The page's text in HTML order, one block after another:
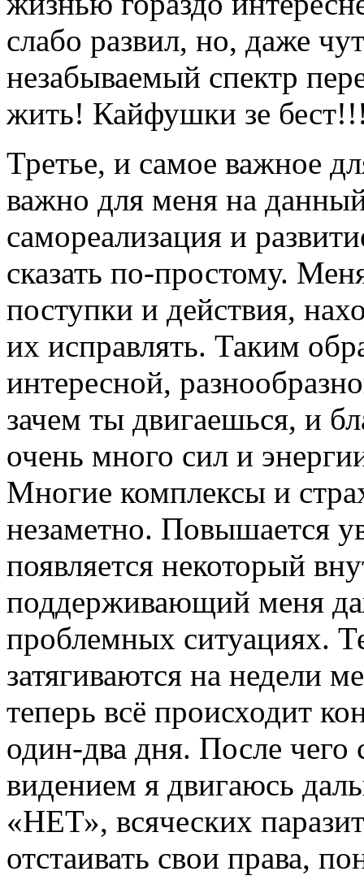
слабо развил, но, даже
незабываемый спектр
жить! Кайфушки зе
Третье, и самое важное
важно для меня на
самореализация и
сказать по-простому.
поступки и действия,
их исправлять. Таким
интересной,
зачем ты двигаешься, и
очень много сил и
Многие комплексы и
незаметно. Повышается
появляется некоторый
поддерживающий меня
проблемных ситуациях.
затягиваются на недели
теперь всё происходит
один-два дня. После
видением я двигаюсь
«НЕТ», всяческих
отстаивать свои права,